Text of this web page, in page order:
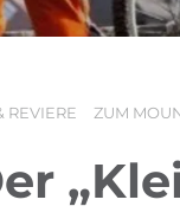
REVIERE ZUM